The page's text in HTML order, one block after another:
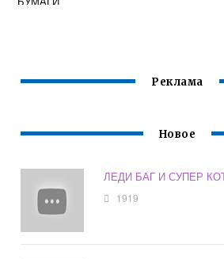
Реклама
Новое
ЛЕДИ БАГ И СУПЕР
1919